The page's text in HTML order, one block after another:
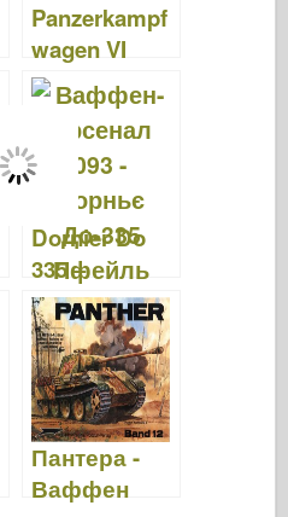
Panzerkampf
wagen VI
Königstiger –
Ваффен
Арсенал 127
Dornier Do
335 –
Арсенал
зброї 093
Пантера -
Ваффен